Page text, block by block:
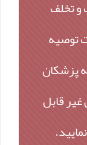
تخلف
توصیه
پزشکان
قابل